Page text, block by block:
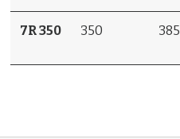
7R 350 350 385